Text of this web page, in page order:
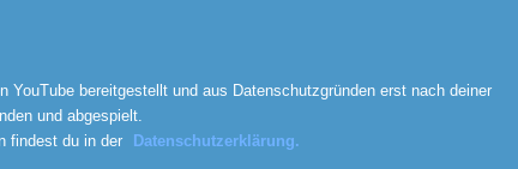
YouTube bereitgestellt und aus Datenschutzgründen erst nach deiner
und abgespielt.
findest du in der
Datenschutzerklärung.